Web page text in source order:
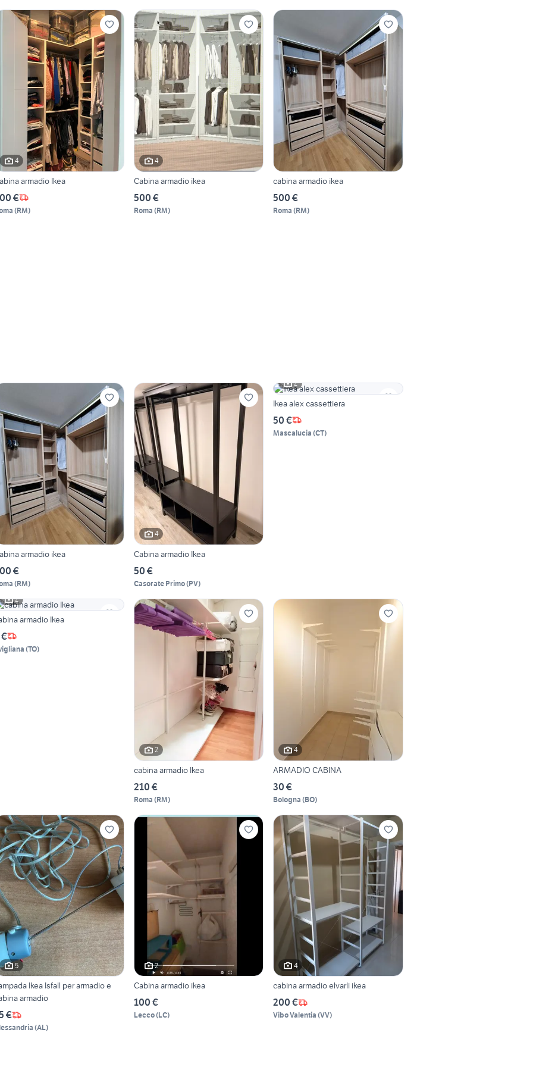
4
armadio Ikea
€
(RM)
4
Cabina armadio ikea
500 €
Roma (RM)
cabina armadio ikea
500 €
Roma (RM)
armadio ikea
€
(RM)
4
Cabina armadio Ikea
50 €
Casorate Primo(PV)
2
Ikea alex cassettiera
50 €
Mascalucia (CT)
2
armadio Ikea
(TO)
2
cabina armadio Ikea
210 €
Roma (RM)
4
ARMADIO CABINA
30 €
Bologna (BO)
5
Ikea Isfall per armadio e
armadio
€
(AL)
2
Cabina armadio ikea
100 €
Lecco(LC)
4
cabina armadio elvarli ikea
200 €
Vibo Valentia (VV)